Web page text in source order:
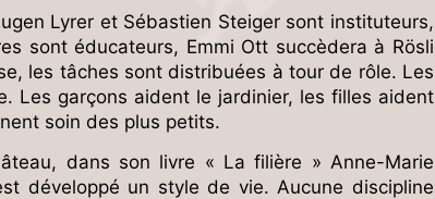
Lyrer et Sébastien Steiger sont instituteurs,
sont éducateurs, Emmi Ott succèdera à Rösli
les tâches sont distribuées à tour de rôle. Les
Les garçons aident le jardinier, les filles aident
soin des plus petits.
dans son livre « La filière » Anne-Marie
développé un style de vie. Aucune discipline